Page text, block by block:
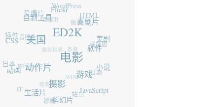
电影
ED2K
美国
动作片
摄影
游戏
喜剧片
Flickr
自制工具
CSS
动画
生活片
科幻片
JavaScript
小说
美剧
HTML
WordPress
爱情片
娜娜 站点
日剧
横幅图
搬运
豆知识
WIN7
香港
魔兽世界